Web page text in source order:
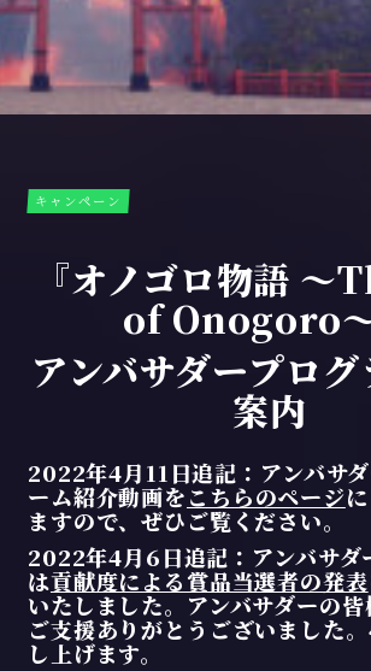
キャンペーン
『オノゴロ物語
of Onogoro～
アンバサダープロ
案内
2022年4月11日追記：アンバサ
ーム紹介動画をこちらのページ
ますので、ぜひご覧ください。
2022年4月6日追記：アンバサダ
は貢献度による賞品当選者の発表
いたしました。アンバサダーの皆
ご支援ありがとうございました
し上げます。